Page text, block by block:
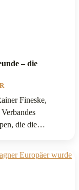
– die
Fineske,
die die